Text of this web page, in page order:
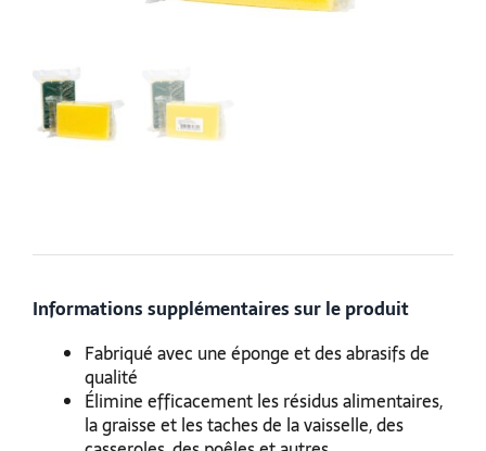
Informations supplémentaires sur le produit
Fabriqué avec une éponge et des abrasifs de
qualité
Élimine efficacement les résidus alimentaires,
la graisse et les taches de la vaisselle, des